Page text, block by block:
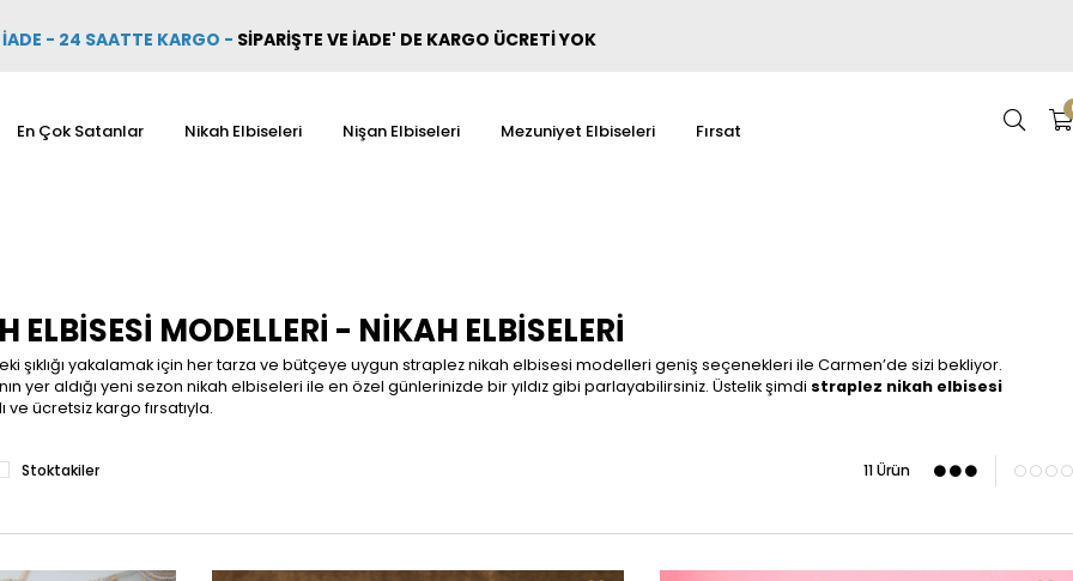
- 24 SAATTE KARGO - SİPARİŞTE VE İADE' DE KARGO ÜCRETİ YOK
En Çok Satanlar Nikah Elbiseleri Nişan Elbiseleri Mezuniyet Elbiseleri Fırsat
ELBISESI MODELLERI - NIKAH ELBISELERI
şıklığı yakalamak için her tarza ve bütçeye uygun straplez nikah elbisesi modelleri geniş seçenekleri ile Carmen’de sizi bekliyor.
yer aldığı yeni sezon nikah elbiseleri ile en özel günlerinizde bir yıldız gibi parlayabilirsiniz. Üstelik şimdi straplez nikah elbisesi
ve ücretsiz kargo fırsatıyla.
Stoktakiler 11 Ürün